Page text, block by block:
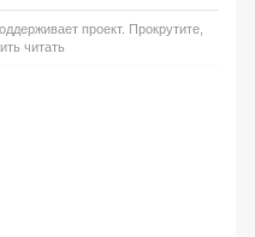
проект. Прокрутите,
читать